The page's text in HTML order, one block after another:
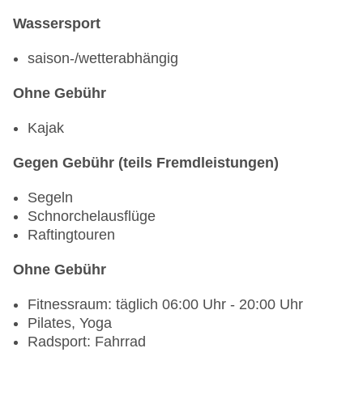
Wassersport
saison-/wetterabhängig
Ohne Gebühr
Kajak
Gegen Gebühr (teils Fremdleistungen)
Segeln
Schnorchelausflüge
Raftingtouren
Ohne Gebühr
Fitnessraum: täglich 06:00 Uhr - 20:00 Uhr
Pilates, Yoga
Radsport: Fahrrad